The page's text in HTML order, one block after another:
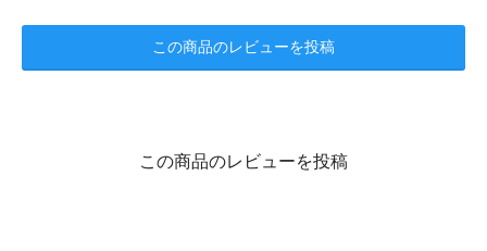
この商品のレビューを投稿
この商品のレビューを投稿